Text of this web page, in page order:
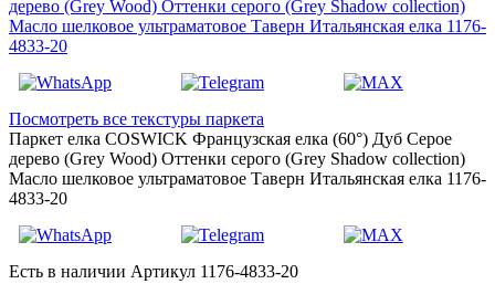
Посмотреть все текстуры паркета
Паркет елка COSWICK Французская елка (60°) Дуб Серое
дерево (Grey Wood) Оттенки серого (Grеy Shadow collection)
Масло шелковое ультраматовое Таверн Итальянская елка 1176-
4833-20
Есть в наличии Артикул 1176-4833-20